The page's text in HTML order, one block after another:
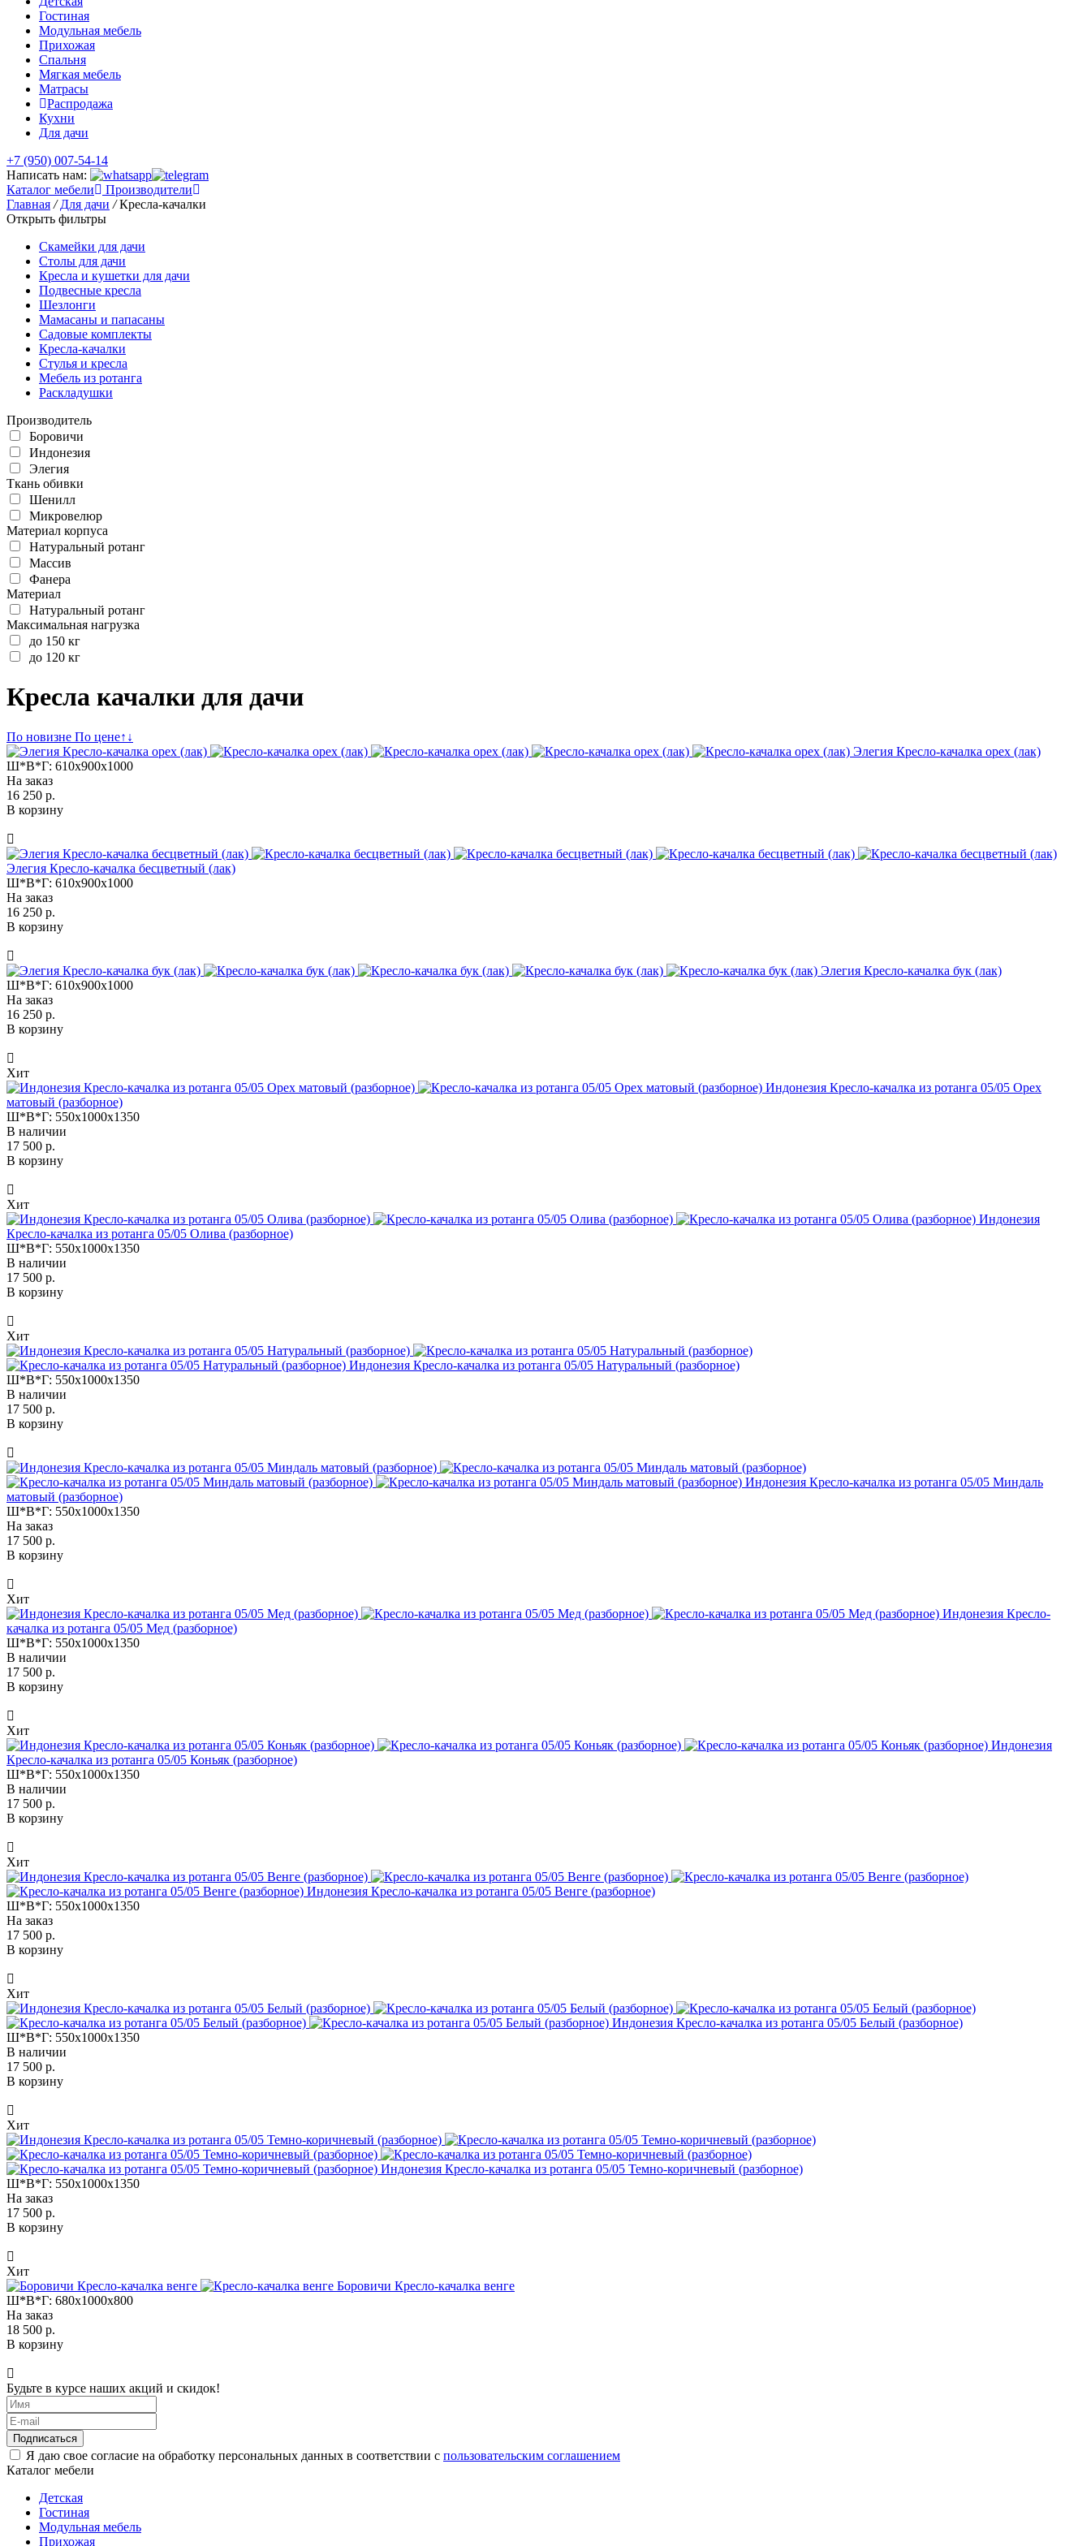
Гостиная
Модульная мебель
Прихожая
Спальня
Мягкая мебель
Матрасы
Распродажа
Кухни
Для дачи
+7 (950) 007-54-14
Написать нам:
Каталог мебели
Производители
Главная / Для дачи / Кресла-качалки
Открыть фильтры
Скамейки для дачи
Столы для дачи
Кресла и кушетки для дачи
Подвесные кресла
Шезлонги
Мамасаны и папасаны
Садовые комплекты
Кресла-качалки
Стулья и кресла
Мебель из ротанга
Раскладушки
Производитель
Боровичи
Индонезия
Элегия
Ткань обивки
Шенилл
Микровелюр
Материал корпуса
Натуральный ротанг
Массив
Фанера
Материал
Натуральный ротанг
Максимальная нагрузка
до 150 кг
до 120 кг
Кресла качалки для дачи
По новизне По цене↑ ↓
Элегия Кресло-качалка орех (лак)
Ш*В*Г: 610x900x1000
На заказ
16 250 р.
В корзину
Элегия Кресло-качалка бесцветный (лак)
Ш*В*Г: 610x900x1000
На заказ
16 250 р.
В корзину
Элегия Кресло-качалка бук (лак)
Ш*В*Г: 610x900x1000
На заказ
16 250 р.
В корзину
Хит
Индонезия Кресло-качалка из ротанга 05/05 Орех
матовый (разборное)
Ш*В*Г: 550x1000x1350
В наличии
17 500 р.
В корзину
Хит
Индонезия
Кресло-качалка из ротанга 05/05 Олива (разборное)
Ш*В*Г: 550x1000x1350
В наличии
17 500 р.
В корзину
Хит
Индонезия Кресло-качалка из ротанга 05/05 Натуральный (разборное)
Ш*В*Г: 550x1000x1350
В наличии
17 500 р.
В корзину
Индонезия Кресло-качалка из ротанга 05/05 Миндаль
матовый (разборное)
Ш*В*Г: 550x1000x1350
На заказ
17 500 р.
В корзину
Хит
Индонезия Кресло-
качалка из ротанга 05/05 Мед (разборное)
Ш*В*Г: 550x1000x1350
В наличии
17 500 р.
В корзину
Хит
Индонезия
Кресло-качалка из ротанга 05/05 Коньяк (разборное)
Ш*В*Г: 550x1000x1350
В наличии
17 500 р.
В корзину
Хит
Индонезия Кресло-качалка из ротанга 05/05 Венге (разборное)
Ш*В*Г: 550x1000x1350
На заказ
17 500 р.
В корзину
Хит
Индонезия Кресло-качалка из ротанга 05/05 Белый (разборное)
Ш*В*Г: 550x1000x1350
В наличии
17 500 р.
В корзину
Хит
Индонезия Кресло-качалка из ротанга 05/05 Темно-коричневый (разборное)
Ш*В*Г: 550x1000x1350
На заказ
17 500 р.
В корзину
Хит
Боровичи Кресло-качалка венге
Ш*В*Г: 680x1000x800
На заказ
18 500 р.
В корзину
Будьте в курсе наших акций и скидок!
Подписаться
Я даю свое согласие на обработку персональных данных в соответствии с пользовательским соглашением
Каталог мебели
Детская
Гостиная
Модульная мебель
Прихожая